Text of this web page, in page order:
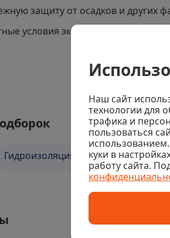
защиту от осадков и других
условия эксплуатации за счет
Гидроизоляция Технониколь
Наш сайт
технологии для
трафика и
пользоваться
куки в
работу сайта.